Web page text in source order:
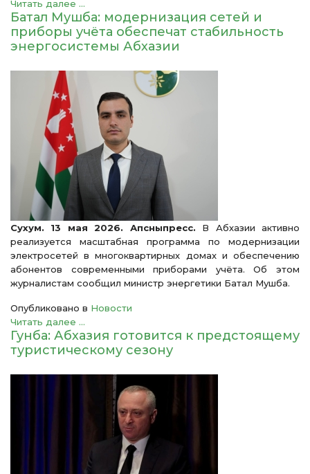
Читать далее ...
Батал Мушба: модернизация сетей и
приборы учёта обеспечат стабильность
энергосистемы Абхазии
Сухум. 13 мая 2026. Апсныпресс. В Абхазии активно
реализуется масштабная программа по модернизации
электросетей в многоквартирных домах и обеспечению
абонентов современными приборами учёта. Об этом
журналистам сообщил министр энергетики Батал Мушба.
Опубликовано в Новости
Читать далее ...
Гунба: Абхазия готовится к предстоящему
туристическому сезону